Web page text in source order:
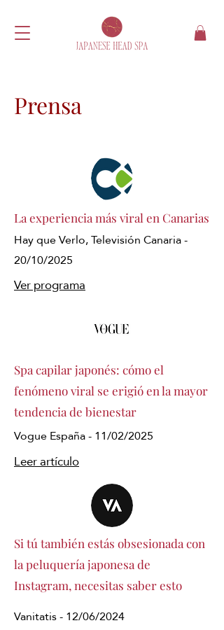
Prensa
La experiencia más viral en Canarias
Hay que Verlo, Televisión Canaria -
20/10/2025
Ver programa
Spa capilar japonés: cómo el
fenómeno viral se erigió en la mayor
tendencia de bienestar
Vogue España - 11/02/2025
Leer artículo
Si tú también estás obsesionada con
la peluquería japonesa de
Instagram, necesitas saber esto
Vanitatis - 12/06/2024